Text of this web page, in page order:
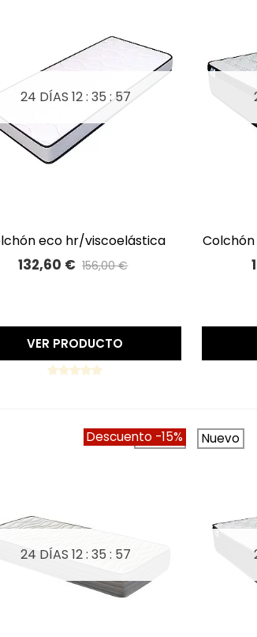
A LISTA DE DESEOS
24 DÍAS12 : 35 : 56
eco hr/viscoelástica
132,60 € 156,00 €
VER PRODUCTO
Oferta!
Descuento -15%
24 DÍAS12 : 35 : 56
Nuevo